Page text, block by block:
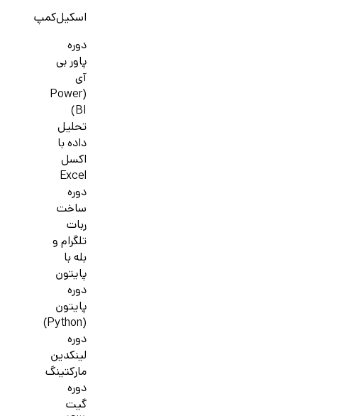
اسکیل‌کمپ
دوره
پاور بی
آی
(Power
BI)
تحلیل
داده با
اکسل
Excel
دوره
ساخت
ربات
تلگرام و
بله با
پایتون
دوره
پایتون
(Python)
دوره
لینکدین
مارکتینگ
دوره
گیت